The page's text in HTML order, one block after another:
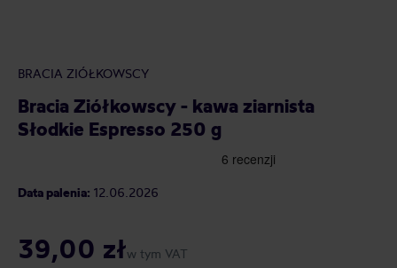
BRACIA ZIÓŁKOWSCY
Bracia Ziółkowscy - kawa ziarnista
Słodkie Espresso 250 g
Data palenia: 12.06.2026
39,00 złw tym VAT